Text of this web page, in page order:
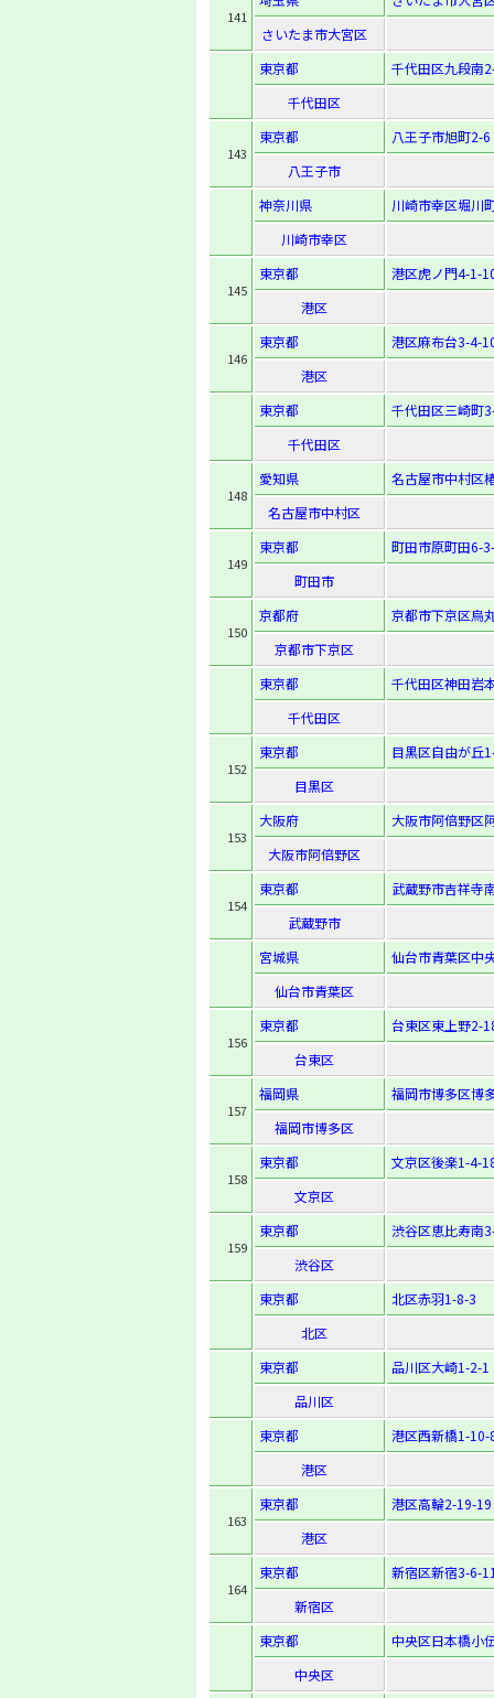
141
さいたま市大宮区
東京都
千代田区九段南
千代田区
143
東京都
八王子市旭町2-6
八王子市
神奈川県
川崎市幸区堀川
川崎市幸区
145
東京都
港区虎ノ門4-1-
港区
146
東京都
港区麻布台3-4-
港区
東京都
千代田区三崎町
千代田区
148
愛知県
名古屋市中村区
名古屋市中村区
149
東京都
町田市原町田6-
町田市
150
京都府
京都市下京区烏
京都市下京区
東京都
千代田区神田岩
千代田区
152
東京都
目黒区自由が丘
目黒区
153
大阪府
大阪市阿倍野区
大阪市阿倍野区
154
東京都
武蔵野市吉祥寺
武蔵野市
宮城県
仙台市青葉区中
仙台市青葉区
156
東京都
台東区東上野2-
台東区
157
福岡県
福岡市博多区博
福岡市博多区
158
東京都
文京区後楽1-4-
文京区
159
東京都
渋谷区恵比寿南
渋谷区
東京都
北区赤羽1-8-3
北区
東京都
品川区大崎1-2-1
品川区
東京都
港区西新橋1-10-
港区
163
東京都
港区高輪2-19-19
港区
164
東京都
新宿区新宿3-6-
新宿区
東京都
中央区日本橋小
中央区